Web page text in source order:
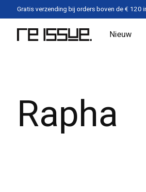
Gratis verzending bij orders boven de € 120
Nieuw
Rapha